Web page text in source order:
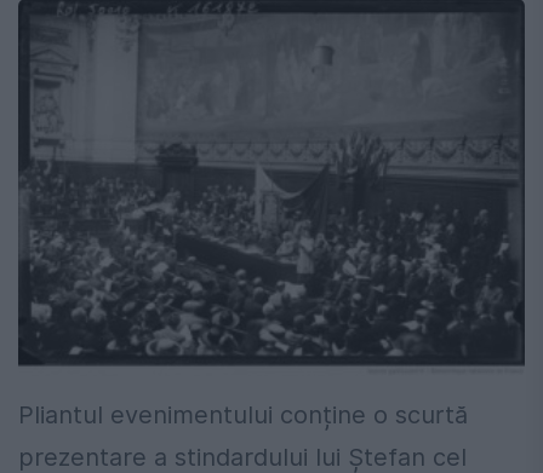
Pliantul evenimentului conține o scurtă
prezentare a stindardului lui Ștefan cel